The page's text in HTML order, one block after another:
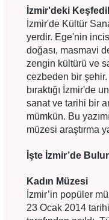
İzmir'deki
İzmir'de Kültür
yerdir. Ege'nin
doğası, masmavi
zengin kültürü ve
cezbeden bir
bıraktığı İzmir'de
sanat ve tarihi bir
mümkün. Bu
müzesi araştırma
İşte İzmir’de
Kadın Müzesi
İzmir’in popüler
23 Ocak 2014